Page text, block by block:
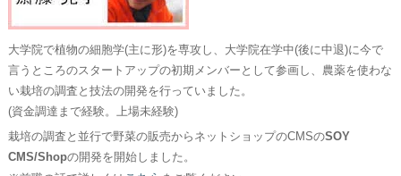
大学院で植物の細胞学(主に形)を専攻し、大学院在学中(後に中退)に今で
言うところのスタートアップの初期メンバーとして参画し、農薬を使わな
い栽培の調査と技法の開発を行っていました。
(資金調達まで経験。上場未経験)
栽培の調査と並行で野菜の販売からネットショップのCMSのSOY
CMS/Shopの開発を開始しました。